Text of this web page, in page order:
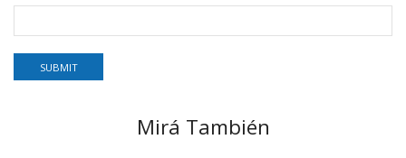
Mirá También